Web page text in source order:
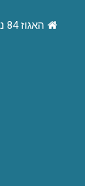
האגוז 84 נוה ירק